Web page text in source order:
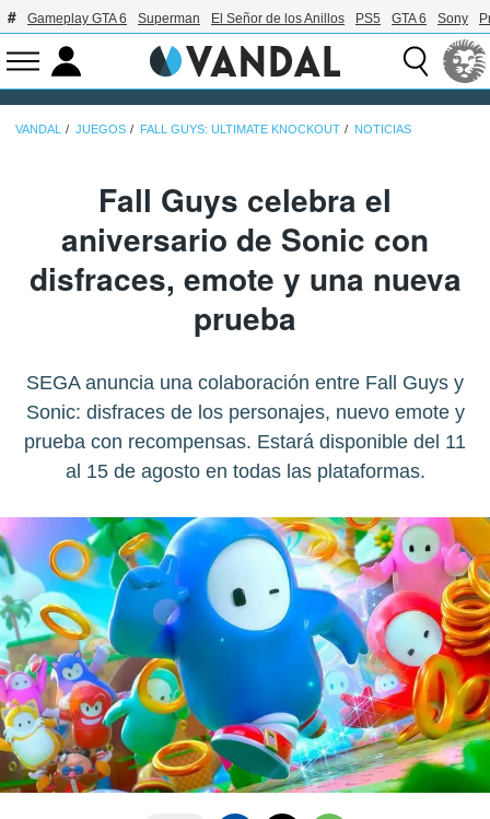
Gameplay GTA 6 Superman El Señor de los Anillos PS5 GTA 6 Sony
VANDAL JUEGOS FALL GUYS: ULTIMATE KNOCKOUT NOTICIAS
Fall Guys celebra el
aniversario de Sonic con
disfraces, emote y una nueva
prueba
SEGA anuncia una colaboración entre Fall Guys y
Sonic: disfraces de los personajes, nuevo emote y
prueba con recompensas. Estará disponible del 11
al 15 de agosto en todas las plataformas.